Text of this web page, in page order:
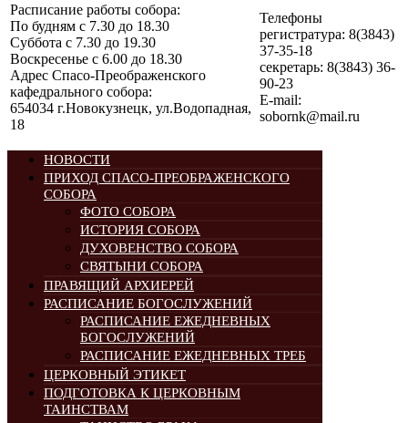
Расписание работы собора:
По будням с 7.30 до 18.30
Суббота с 7.30 до 19.30
Воскресенье с 6.00 до 18.30
Адрес Спасо-Преображенского
кафедрального собора:
654034 г.Новокузнецк, ул.Водопадная,
18
Телефоны
регистратура: 8(3843)
37-35-18
секретарь: 8(3843) 36-
90-23
E-mail:
sobornk@mail.ru
НОВОСТИ
ПРИХОД СПАСО-ПРЕОБРАЖЕНСКОГО
СОБОРА
ФОТО СОБОРА
ИСТОРИЯ СОБОРА
ДУХОВЕНСТВО СОБОРА
СВЯТЫНИ СОБОРА
ПРАВЯЩИЙ АРХИЕРЕЙ
РАСПИСАНИЕ БОГОСЛУЖЕНИЙ
РАСПИСАНИЕ ЕЖЕДНЕВНЫХ
БОГОСЛУЖЕНИЙ
РАСПИСАНИЕ ЕЖЕДНЕВНЫХ ТРЕБ
ЦЕРКОВНЫЙ ЭТИКЕТ
ПОДГОТОВКА К ЦЕРКОВНЫМ
ТАИНСТВАМ